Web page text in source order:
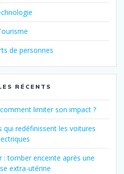
de personnes
RÉCENTS
limiter son impact ?
qui redéfinissent les voitures
: tomber enceinte après une
extra-utérine